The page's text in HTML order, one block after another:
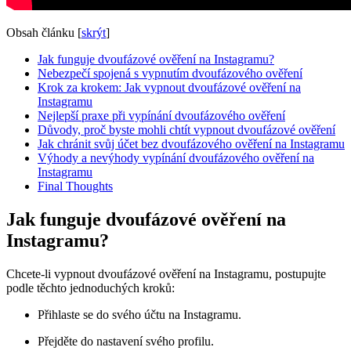
Obsah článku [skrýt]
Jak funguje dvoufázové ověření na Instagramu?
Nebezpečí spojená s vypnutím dvoufázového ověření
Krok za krokem: Jak vypnout dvoufázové ověření na
Instagramu
Nejlepší praxe při vypínání dvoufázového ověření
Důvody, proč byste mohli chtít vypnout dvoufázové ověření
Jak chránit svůj účet bez dvoufázového ověření na Instagramu
Výhody a nevýhody vypínání dvoufázového ověření na
Instagramu
Final Thoughts
Jak funguje dvoufázové ověření na
Instagramu?
Chcete-li vypnout dvoufázové ověření na Instagramu, postupujte
podle těchto jednoduchých kroků:
Přihlaste se do svého účtu na Instagramu.
Přejděte do nastavení svého profilu.